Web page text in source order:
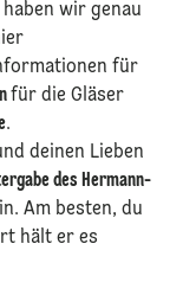
haben wir genau
für
für die Gläser
.
deinen Lieben
des Hermann-
Am besten, du
hält er es